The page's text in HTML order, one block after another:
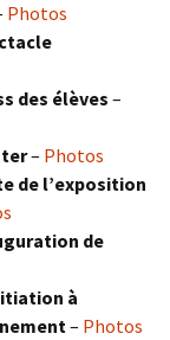
Photos
des élèves–
– Photos
de l’exposition
de
à
– Photos